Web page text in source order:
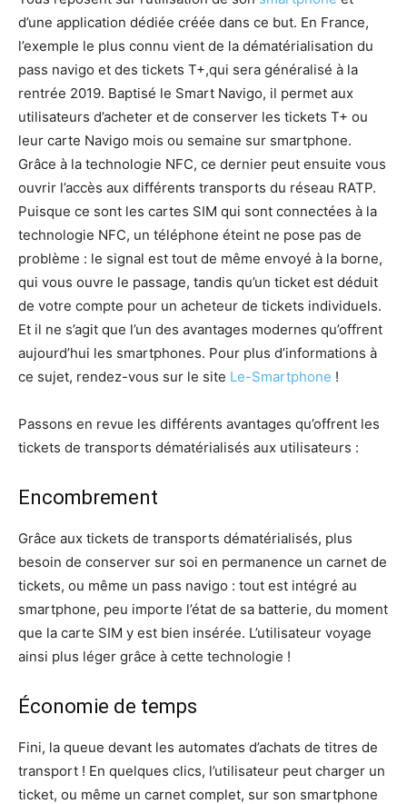
d’une application dédiée créée dans ce but. En France,
l’exemple le plus connu vient de la dématérialisation du
pass navigo et des tickets T+,qui sera généralisé à la
rentrée 2019. Baptisé le Smart Navigo, il permet aux
utilisateurs d’acheter et de conserver les tickets T+ ou
leur carte Navigo mois ou semaine sur smartphone.
Grâce à la technologie NFC, ce dernier peut ensuite vous
ouvrir l’accès aux différents transports du réseau RATP.
Puisque ce sont les cartes SIM qui sont connectées à la
technologie NFC, un téléphone éteint ne pose pas de
problème : le signal est tout de même envoyé à la borne,
qui vous ouvre le passage, tandis qu’un ticket est déduit
de votre compte pour un acheteur de tickets individuels.
Et il ne s’agit que l’un des avantages modernes qu’offrent
aujourd’hui les smartphones. Pour plus d’informations à
ce sujet, rendez-vous sur le site Le-Smartphone !
Passons en revue les différents avantages qu’offrent les
tickets de transports dématérialisés aux utilisateurs :
Encombrement
Grâce aux tickets de transports dématérialisés, plus
besoin de conserver sur soi en permanence un carnet de
tickets, ou même un pass navigo : tout est intégré au
smartphone, peu importe l’état de sa batterie, du moment
que la carte SIM y est bien insérée. L’utilisateur voyage
ainsi plus léger grâce à cette technologie !
Économie de temps
Fini, la queue devant les automates d’achats de titres de
transport ! En quelques clics, l’utilisateur peut charger un
ticket, ou même un carnet complet, sur son smartphone